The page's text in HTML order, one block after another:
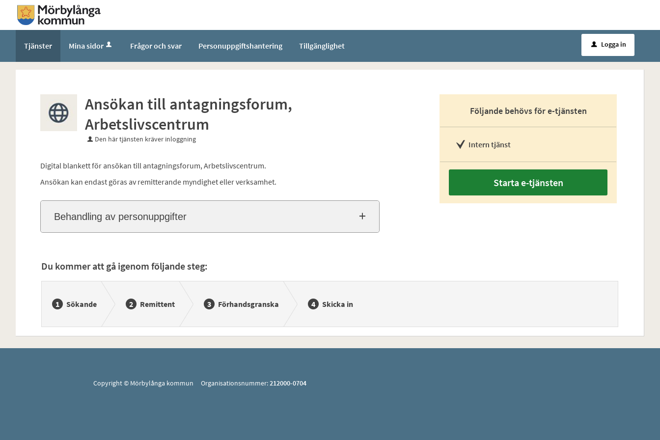
Tjänster Mina sidor Frågor och svar Personuppgiftshantering Tillgänglighet u Logga in
Ansökan till antagningsforum,
Arbetslivscentrum
Den här tjänsten kräver inloggning
Digital blankett för ansökan till antagningsforum, Arbetslivscentrum.
Ansökan kan endast göras av remitterande myndighet eller verksamhet.
Behandling av personuppgifter
Följande behövs för e-tjänsten
Intern tjänst
Starta e-tjänsten
Du kommer att gå igenom följande steg:
Sökande Remittent Förhandsgranska Skicka in
Copyright © Mörbylånga kommun Organisationsnummer:212000-0704